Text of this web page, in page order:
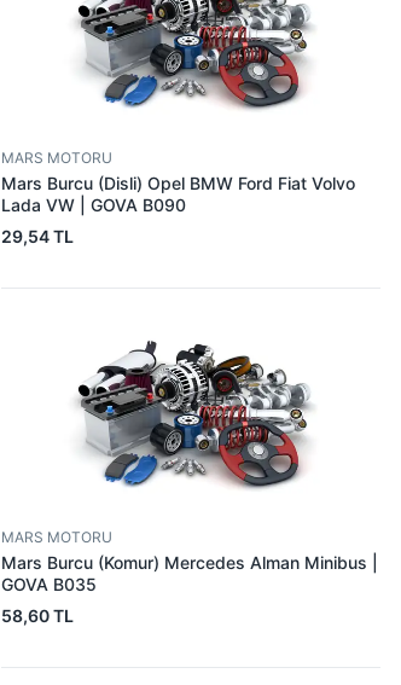
MARS MOTORU
Mars Burcu (Disli) Opel BMW Ford Fiat Volvo
Lada VW | GOVA B090
29,54 TL
MARS MOTORU
Mars Burcu (Komur) Mercedes Alman Minibus |
GOVA B035
58,60 TL